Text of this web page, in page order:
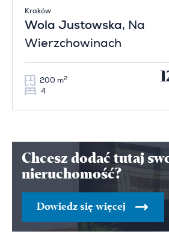
Kraków
Wola Justowska, Na
Wierzchowinach
200 m2
4
Chcesz dodać tutaj
nieruchomość?
Dowiedz się więcej